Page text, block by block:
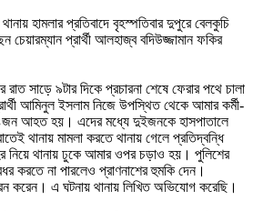
হামলার প্রতিবাদে বৃহস্পতিবার দুপুরে বেলকুচি
চেয়ারম্যান প্রার্থী আলহাজ্ব বদিউজ্জামান ফকির
রাত সাড়ে ৯টার দিকে প্রচারনা শেষে ফেরার পথে চালা
আমিনুল ইসলাম নিজে উপস্থিত থেকে আমার কর্মী-
আহত হয়। এদের মধ্যে দুইজনকে হাসপাতালে
থানায় মামলা করতে থানায় গেলে প্রতিদ্বন্ধি
নিয়ে থানায় ঢুকে আমার ওপর চড়াও হয়। পুলিশের
করতে না পারলেও প্রাণনাশের হুমকি দেন।
করেন। এ ঘটনায় থানায় লিখিত অভিযোগ করেছি।